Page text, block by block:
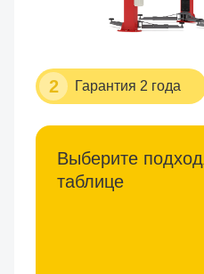
2 Гарантия 2 года
Выберите
таблице